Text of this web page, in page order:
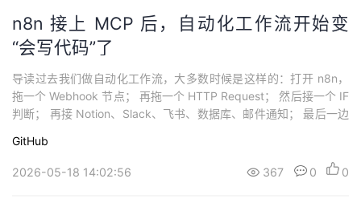
n8n 接上 MCP 后，自动化工作流开始变
“会写代码”了
导读过去我们做自动化工作流，大多数时候是这样的：打开 n8n，
拖一个 Webhook 节点； 再拖一个 HTTP Request； 然后接一个 IF
判断； 再接 Notion、Slack、飞书、数据库、邮件通知； 最后一边
间。尤其当节点越来越多、字段越来越复杂、表达式越来越长时，
真正卡住人的往往不是“会不会自动化”，而是：我知道自己想...
GitHub
2026-05-18 14:02:56 367 0 0